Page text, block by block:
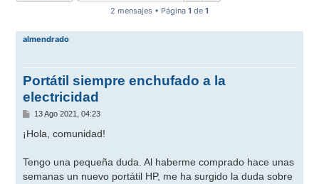
2 mensajes • Página 1 de 1
almendrado
Portátil siempre enchufado a la
electricidad
M
n
j
e
13 Ago 2021, 04:23
¡Hola, comunidad!
Tengo una pequeña duda. Al haberme comprado hace unas
semanas un nuevo portátil HP, me ha surgido la duda sobre